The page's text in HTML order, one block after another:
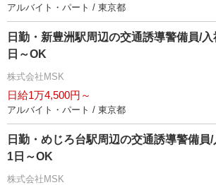
アルバイト・パート / 東京都
日勤・新豊洲駅周辺の交通誘導警備員/
日～OK
株式会社MSK
日給1万4,500円～
アルバイト・パート / 東京都
日勤・めじろ台駅周辺の交通誘導警備員
1日～OK
株式会社MSK